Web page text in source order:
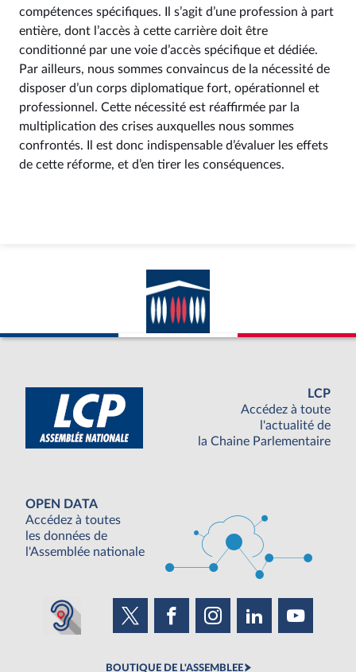
compétences spécifiques. Il s’agit d’une profession à part
entière, dont l’accès à cette carrière doit être
conditionné par une voie d’accès spécifique et dédiée.
Par ailleurs, nous sommes convaincus de la nécessité de
disposer d’un corps diplomatique fort, opérationnel et
professionnel. Cette nécessité est réaffirmée par la
multiplication des crises auxquelles nous sommes
confrontés. Il est donc indispensable d’évaluer les effets
de cette réforme, et d’en tirer les conséquences.
LCP
Accédez à toute
l'actualité de
la Chaine Parlementaire
OPEN DATA
Accédez à toutes
les données de
l'Assemblée nationale
BOUTIQUE DE L'ASSEMBLEE